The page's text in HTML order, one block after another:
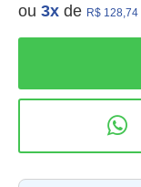
ou 3x de R$ 128,74